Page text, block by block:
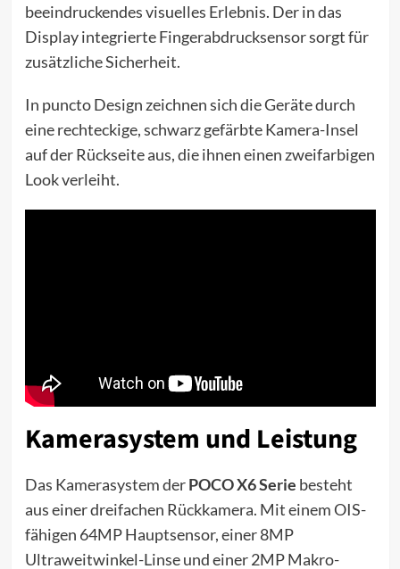
beeindruckendes visuelles Erlebnis. Der in das
Display integrierte Fingerabdrucksensor sorgt für
zusätzliche Sicherheit.
In puncto Design zeichnen sich die Geräte durch
eine rechteckige, schwarz gefärbte Kamera-Insel
auf der Rückseite aus, die ihnen einen zweifarbigen
Look verleiht.
Kamerasystem und Leistung
Das Kamerasystem derPOCO X6 Serie besteht
aus einer dreifachen Rückkamera. Mit einem OIS-
fähigen 64MP Hauptsensor, einer 8MP
Ultraweitwinkel-Linse und einer 2MP Makro-